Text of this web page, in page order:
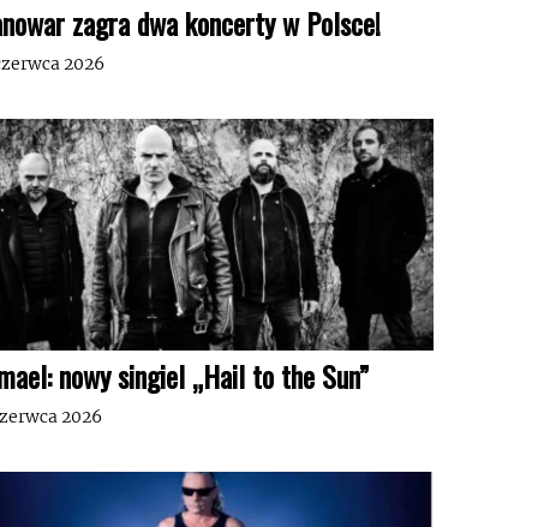
zagra dwa koncerty w Polsce!
2026
nowy singiel „Hail to the Sun”
2026